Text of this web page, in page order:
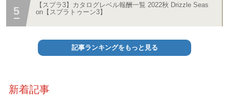
【スプラ3】カタログレベル報酬一覧 2022秋 Drizzle Seas
on【スプラトゥーン3】
記事ランキングをもっと見る
新着記事